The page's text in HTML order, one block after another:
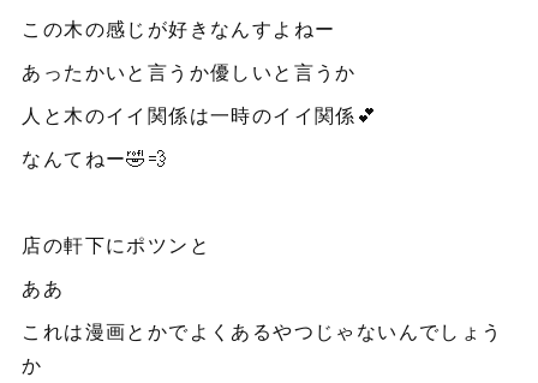
この木の感じが好きなんすよねー
あったかいと言うか優しいと言うか
人と木のイイ関係は一時のイイ関係💕
なんてねー🤣💨
店の軒下にポツンと
ああ
これは漫画とかでよくあるやつじゃないんでしょう
か